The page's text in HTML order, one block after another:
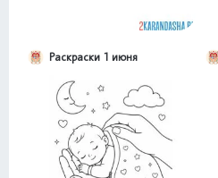
Раскраски 1 июня